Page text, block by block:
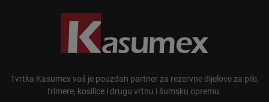
Tvrtka Kasumex vaš je pouzdan partner za rezervne dijelove za pile,
trimere, kosilice i drugu vrtnu i šumsku opremu.